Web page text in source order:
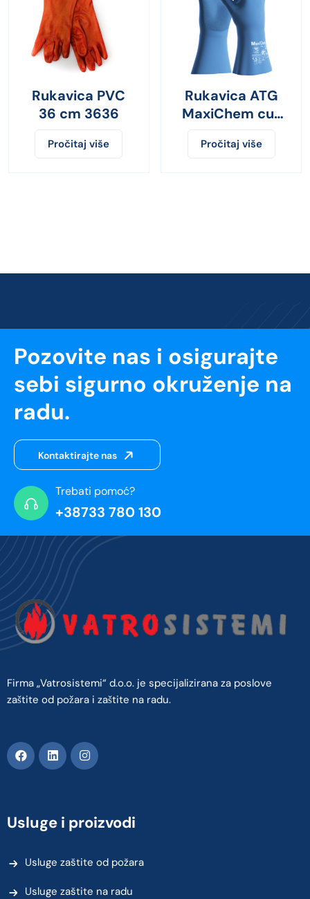
Rukavica PVC
36 cm 3636
Pročitaj više
Rukavica ATG
MaxiChem cut
lated duga
plava
Pročitaj više
Pozovite nas i osigurajte
sebi sigurno okruženje na
radu.
Kontaktirajte nas
Trebati pomoć?
+38733 780 130
Firma „Vatrosistemi“ d.o.o. je specijalizirana za poslove
zaštite od požara i zaštite na radu.
Usluge i proizvodi
Usluge zaštite od požara
Usluge zaštite na radu